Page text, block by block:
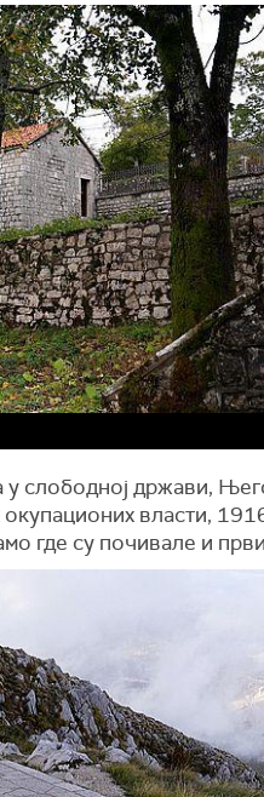
слободној држави,
окупационих власти,
где су почивале и